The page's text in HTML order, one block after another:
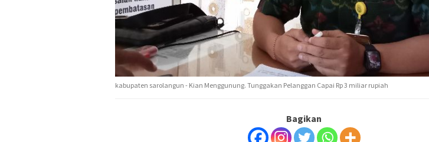
kabupaten sarolangun - Kian Menggunung. Tunggakan Pelanggan Capai Rp 3 miliar rupiah
Bagikan